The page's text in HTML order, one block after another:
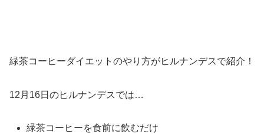
緑茶コーヒーダイエットのやり方がヒルナンデスで紹介！
12月16日のヒルナンデスでは…
緑茶コーヒーを食前に飲むだけ